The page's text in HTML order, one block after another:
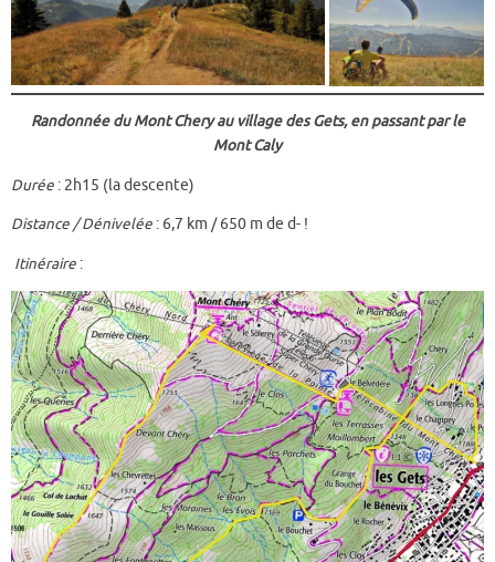
Randonnée du Mont Chery au village des Gets, en passant par le
Mont Caly
Durée : 2h15 (la descente)
Distance / Dénivelée : 6,7 km / 650 m de d- !
Itinéraire :